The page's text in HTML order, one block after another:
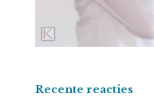
Recente reacties